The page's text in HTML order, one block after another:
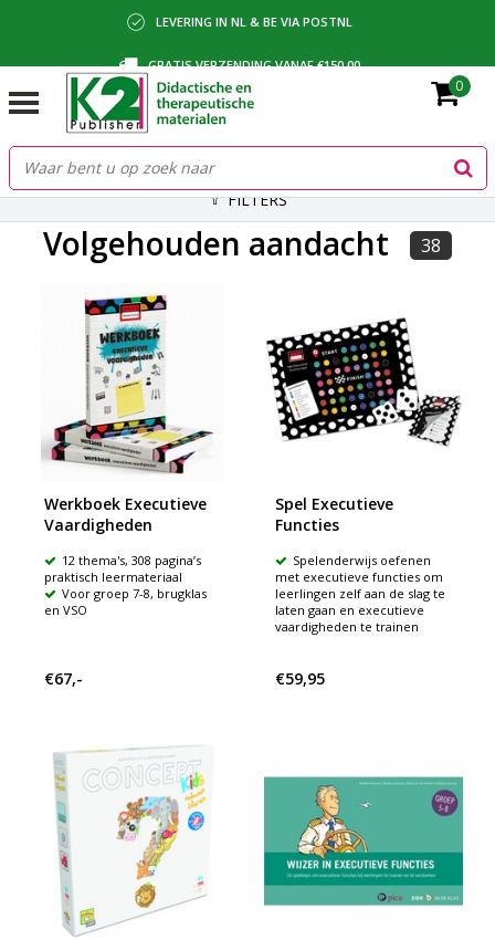
LEVERING IN NL & BE VIA POSTNL
GRATIS VERZENDING VANAF €150,00
BETALING VIA IDEAL, BANCONTACT OF FACTUUR
0
FILTERS
Volgehouden aandacht 38
Werkboek Executieve
Vaardigheden
12 thema's, 308 pagina’s
praktisch leermateriaal
Voor groep 7-8, brugklas
en VSO
€67,-
Spel Executieve
Functies
Spelenderwijs oefenen
met executieve functies om
leerlingen zelf aan de slag te
laten gaan en executieve
vaardigheden te trainen
€59,95